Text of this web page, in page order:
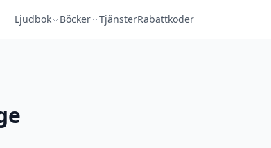
Ljudbok Böcker TjänsterRabattkoder